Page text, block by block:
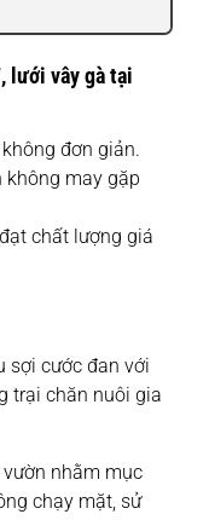
lưới vây gà tại
đơn giản.
không may gặp
chất lượng giá
sợi cước đan với
trại chăn nuôi gia
nhằm mục
chạy mặt, sử